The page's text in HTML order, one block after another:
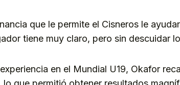
que le permite el Cisneros le
tiene muy claro, pero sin descuidar
en el Mundial U19, Okafor